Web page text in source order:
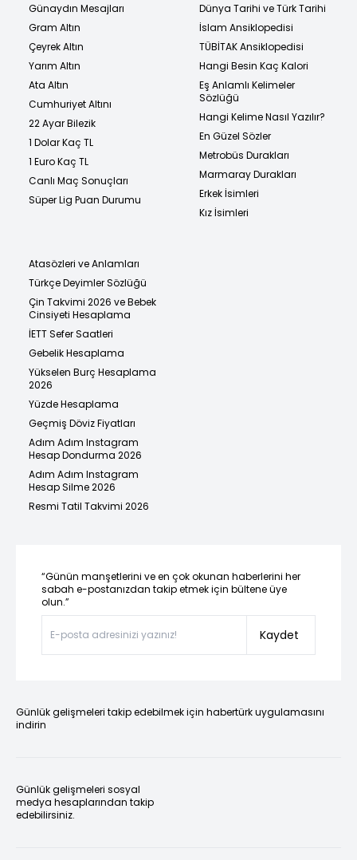
Günaydın Mesajları
Gram Altın
Çeyrek Altın
Yarım Altın
Ata Altın
Cumhuriyet Altını
22 Ayar Bilezik
1 Dolar Kaç TL
1 Euro Kaç TL
Canlı Maç Sonuçları
Süper Lig Puan Durumu
Dünya Tarihi ve Türk Tarihi
İslam Ansiklopedisi
TÜBİTAK Ansiklopedisi
Hangi Besin Kaç Kalori
Eş Anlamlı Kelimeler
Sözlüğü
Hangi Kelime Nasıl Yazılır?
En Güzel Sözler
Metrobüs Durakları
Marmaray Durakları
Erkek İsimleri
Kız İsimleri
Atasözleri ve Anlamları
Türkçe Deyimler Sözlüğü
Çin Takvimi 2026 ve Bebek
Cinsiyeti Hesaplama
İETT Sefer Saatleri
Gebelik Hesaplama
Yükselen Burç Hesaplama
2026
Yüzde Hesaplama
Geçmiş Döviz Fiyatları
Adım Adım Instagram
Hesap Dondurma 2026
Adım Adım Instagram
Hesap Silme 2026
Resmi Tatil Takvimi 2026
“Günün manşetlerini ve en çok okunan haberlerini her
sabah e-postanızdan takip etmek için bültene üye
olun.”
Kaydet
Günlük gelişmeleri takip edebilmek için habertürk uygulamasını
indirin
Günlük gelişmeleri sosyal
medya hesaplarından takip
edebilirsiniz.